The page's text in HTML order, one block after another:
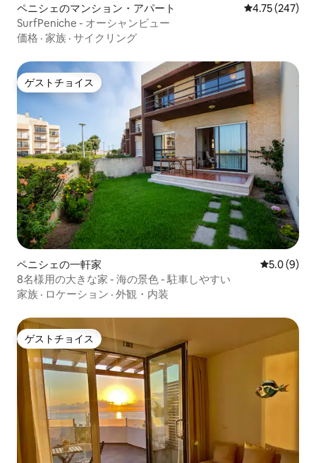
ペニシェのマンション・アパート レビュー247
4.75 (247)
SurfPeniche - オーシャンビュー
価格 · 家族 · サイクリング
ゲストチョイス
ゲストチョイス
ペニシェの一軒家 レビュー9
5.0 (9)
8名様用の大きな家 - 海の景色 - 駐車しやすい
家族 · ロケーション · 外観・内装
ゲストチョイス
ゲストチョイス